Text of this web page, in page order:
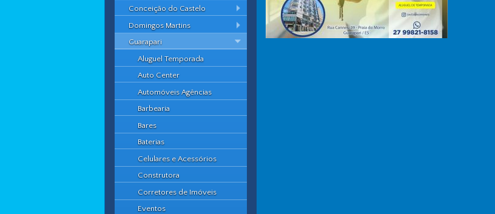
Conceição do Castelo
Domingos Martins
Guarapari
Aluguel Temporada
Auto Center
Automóveis Agências
Barbearia
Bares
Baterias
Celulares e Acessórios
Construtora
Corretores de Imóveis
Eventos